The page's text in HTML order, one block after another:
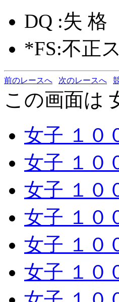
DQ :失 格
*FS:不正
前のレースへ 次のレースへ
この画面は
女子 １０
女子 １０
女子 １０
女子 １０
女子 １０
女子 １０